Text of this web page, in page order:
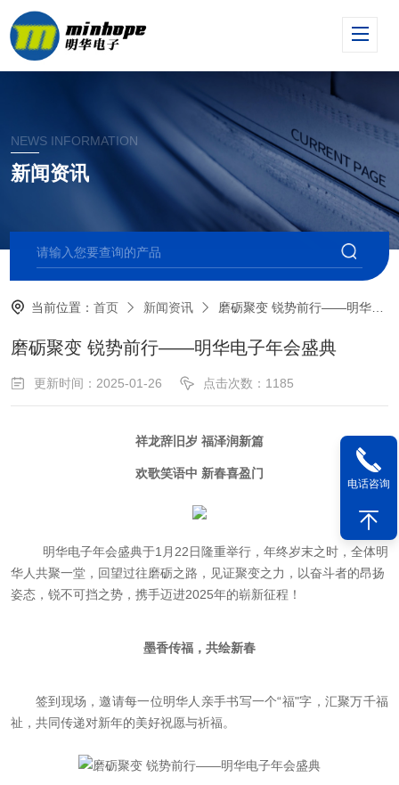
NEWS INFORMATION
新闻资讯
当前位置：首页 新闻资讯 磨砺聚变 锐势前行——明华电子年会盛典
磨砺聚变 锐势前行——明华电子年会盛典
更新时间：2025-01-26 点击次数：1185
祥龙辞旧岁 福泽润新篇
欢歌笑语中 新春喜盈门
明华电子年会盛典于1月22日隆重举行，年终岁末之时，全体明
华人共聚一堂，回望过往磨砺之路，见证聚变之力，以奋斗者的昂扬
姿态，锐不可挡之势，携手迈进2025年的崭新征程！
墨香传福，共绘新春
签到现场，邀请每一位明华人亲手书写一个“福"字，汇聚万千福
祉，共同传递对新年的美好祝愿与祈福。
电话咨询